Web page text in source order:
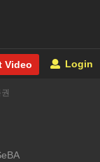
Video Login